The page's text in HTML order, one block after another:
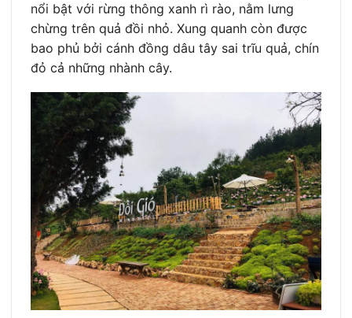
nổi bật với rừng thông xanh rì rào, nằm lưng
chừng trên quả đồi nhỏ. Xung quanh còn được
bao phủ bởi cánh đồng dâu tây sai trĩu quả, chín
đỏ cả những nhành cây.